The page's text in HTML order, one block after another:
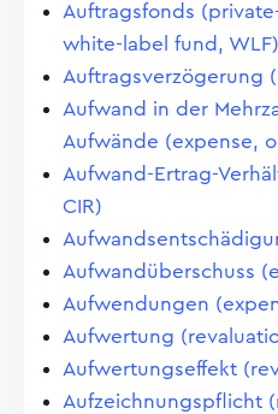
Auftragsfonds
white-label fund, WLF)
Auftragsverzögerung
Aufwand in der
Aufwände (expense,
Aufwand-Ertrag-
CIR)
Aufwandüberschuss
Aufwendungen
Aufwertung
Aufwertungseffekt
Aufzeichnungspflicht